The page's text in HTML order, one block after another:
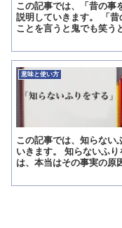
この記事では、「昔の事
説明していきます。 「
ことを言うと鬼でも笑う
意味と使い方
この記事では、知らない
いきます。 知らないふ
は、本当はその事実の原